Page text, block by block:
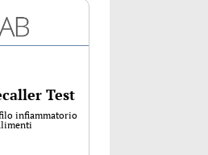
Test
infiammatorio